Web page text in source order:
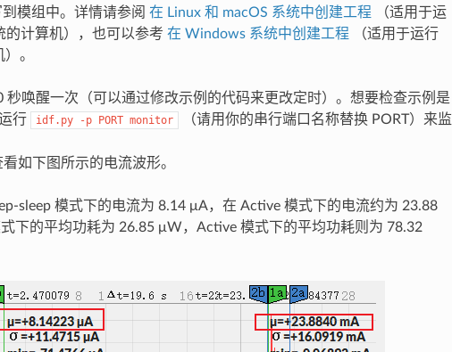
模组中。详情请参阅 在 Linux 和 macOS 系统中创建工程 （适用于运
的计算机），也可以参考 在 Windows 系统中创建工程 （适用于运行
。
秒唤醒一次（可以通过修改示例的代码来更改定时）。想要检查示例是
行
idf.py -p PORT monitor
（请用你的串行端口名称替换 PORT）来监
如下图所示的电流波形。
sleep 模式下的电流为 8.14 μA，在 Active 模式下的电流约为 23.88
下的平均功耗为 26.85 μW，Active 模式下的平均功耗则为 78.32